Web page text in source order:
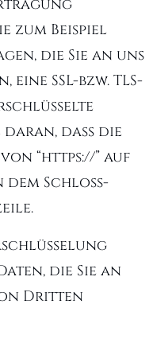
Beispiel
die Sie an uns
SSL-bzw. TLS-
dass die
“https://” auf
dem Schloss-
die Sie an
Dritten